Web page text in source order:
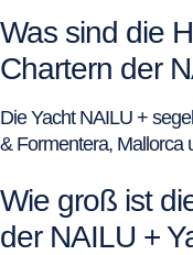
Was sind die
Chartern der
Die Yacht NAILU +
& Formentera, Mallorca
Wie groß ist
der NAILU +